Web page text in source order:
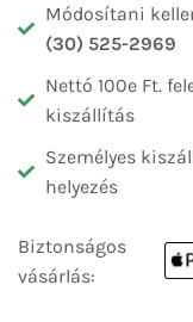
Módosítani
(30) 525-2969
Nettó 100e Ft.
kiszállítás
Személyes
helyezés
Biztonságos
vásárlás: